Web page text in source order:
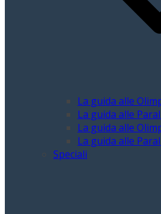
La guida alle
La guida alle
La guida alle
La guida alle
Speciali